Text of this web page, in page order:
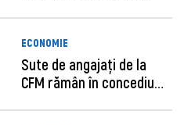
ECONOMIE
Sute de angajaţi de la
CFM rămân în concediu